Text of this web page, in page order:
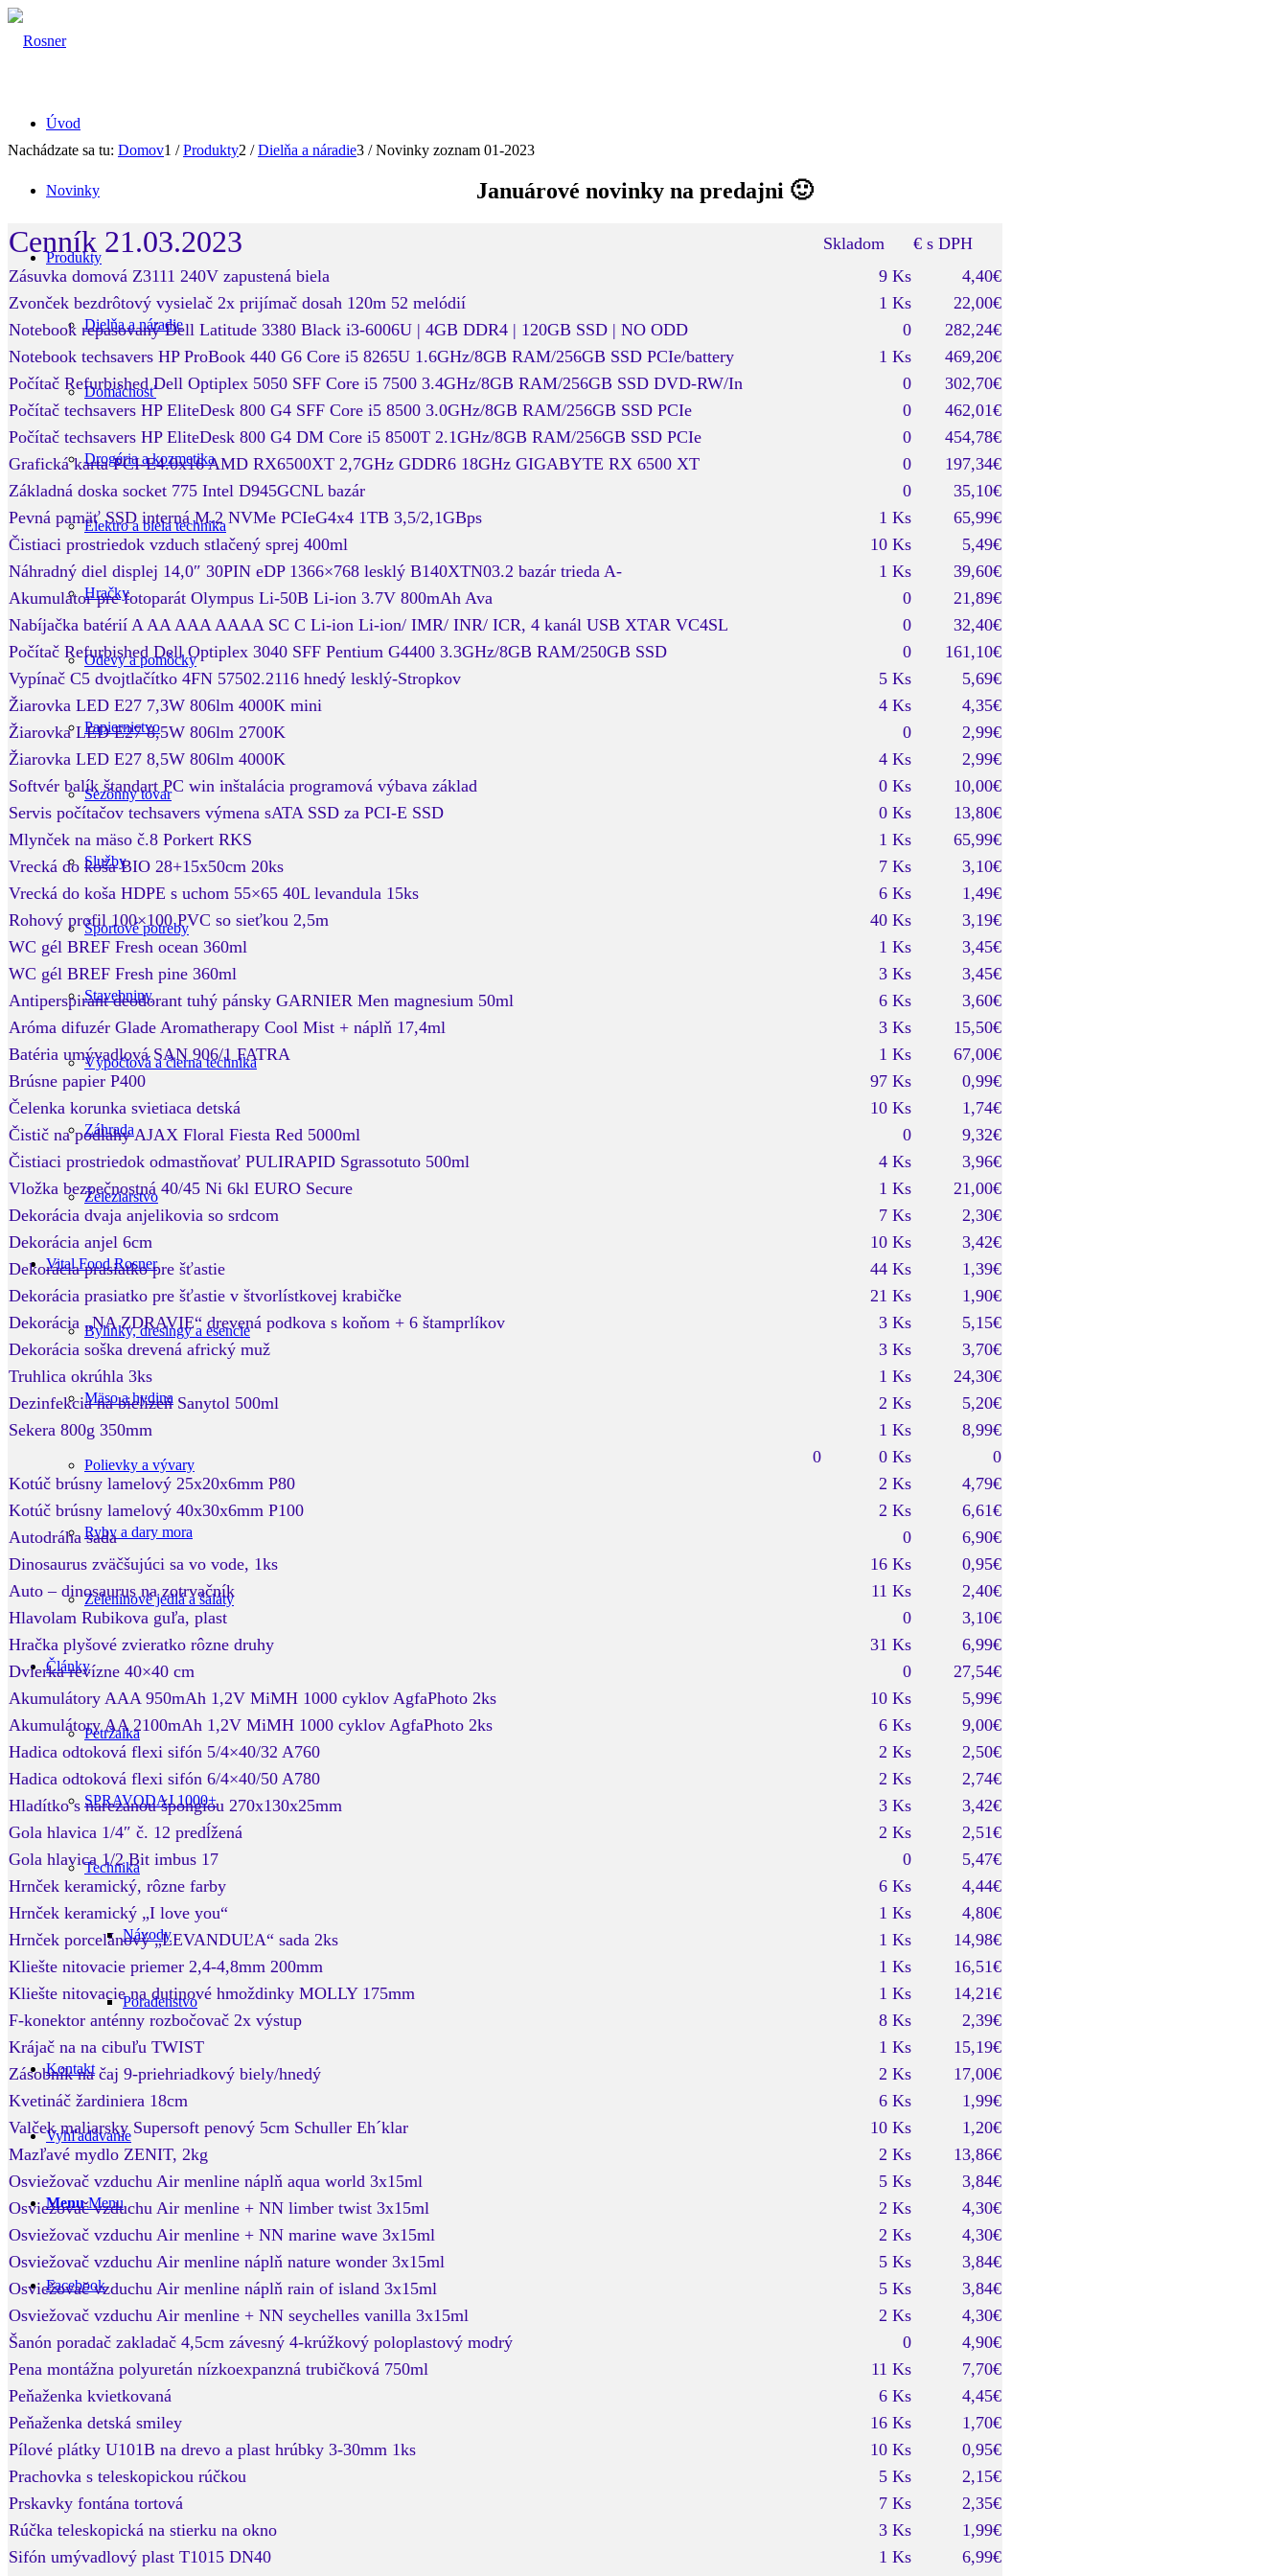
Úvod
Novinky
Produkty
Dielňa a náradie
Domácnosť
Drogéria a kozmetika
Elektro a biela technika
Hračky
Odevy a pomôcky
Papiernictvo
Sezónny tovar
Služby
Športové potreby
Stavebniny
Výpočtová a čierna technika
Záhrada
Železiarstvo
Vital Food Rosner
Bylinky, dresingy a esencie
Mäso a hydina
Polievky a vývary
Ryby a dary mora
Zeleninové jedlá a šaláty
Články
Petržalka
SPRAVODAJ 1000+
Technika
Návody
Poradenstvo
Kontakt
Vyhľadávanie
Menu Menu
Facebook
Nachádzate sa tu: Domov1 / Produkty2 / Dielňa a náradie3 / Novinky zoznam 01-2023
Januárové novinky na predajni 🙂
Cenník 21.03.2023 Skladom
€ s DPH
Zásuvka domová Z3111 240V zapustená biela
9 Ks
4,40€
Zvonček bezdrôtový vysielač 2x prijímač dosah 120m 52 melódií
1 Ks
22,00€
Notebook repasovaný Dell Latitude 3380 Black i3-6006U | 4GB DDR4 | 120GB SSD | NO ODD
0
282,24€
Notebook techsavers HP ProBook 440 G6 Core i5 8265U 1.6GHz/8GB RAM/256GB SSD PCIe/battery
1 Ks
469,20€
Počítač Refurbished Dell Optiplex 5050 SFF Core i5 7500 3.4GHz/8GB RAM/256GB SSD DVD-RW/In
0
302,70€
Počítač techsavers HP EliteDesk 800 G4 SFF Core i5 8500 3.0GHz/8GB RAM/256GB SSD PCIe
0
462,01€
Počítač techsavers HP EliteDesk 800 G4 DM Core i5 8500T 2.1GHz/8GB RAM/256GB SSD PCIe
0
454,78€
Grafická karta PCI-E4.0x16 AMD RX6500XT 2,7GHz GDDR6 18GHz GIGABYTE RX 6500 XT
0
197,34€
Základná doska socket 775 Intel D945GCNL bazár
0
35,10€
Pevná pamäť SSD interná M.2 NVMe PCIeG4x4 1TB 3,5/2,1GBps
1 Ks
65,99€
Čistiaci prostriedok vzduch stlačený sprej 400ml
10 Ks
5,49€
Náhradný diel displej 14,0″ 30PIN eDP 1366×768 lesklý B140XTN03.2 bazár trieda A-
1 Ks
39,60€
Akumulátor pre fotoparát Olympus Li-50B Li-ion 3.7V 800mAh Ava
0
21,89€
Nabíjačka batérií A AA AAA AAAA SC C Li-ion Li-ion/ IMR/ INR/ ICR, 4 kanál USB XTAR VC4SL
0
32,40€
Počítač Refurbished Dell Optiplex 3040 SFF Pentium G4400 3.3GHz/8GB RAM/250GB SSD
0
161,10€
Vypínač C5 dvojtlačítko 4FN 57502.2116 hnedý lesklý-Stropkov
5 Ks
5,69€
Žiarovka LED E27 7,3W 806lm 4000K mini
4 Ks
4,35€
Žiarovka LED E27 8,5W 806lm 2700K
0
2,99€
Žiarovka LED E27 8,5W 806lm 4000K
4 Ks
2,99€
Softvér balík štandart PC win inštalácia programová výbava základ
0 Ks
10,00€
Servis počítačov techsavers výmena sATA SSD za PCI-E SSD
0 Ks
13,80€
Mlynček na mäso č.8 Porkert RKS
1 Ks
65,99€
Vrecká do koša BIO 28+15x50cm 20ks
7 Ks
3,10€
Vrecká do koša HDPE s uchom 55×65 40L levandula 15ks
6 Ks
1,49€
Rohový profil 100×100 PVC so sieťkou 2,5m
40 Ks
3,19€
WC gél BREF Fresh ocean 360ml
1 Ks
3,45€
WC gél BREF Fresh pine 360ml
3 Ks
3,45€
Antiperspirant deodorant tuhý pánsky GARNIER Men magnesium 50ml
6 Ks
3,60€
Aróma difuzér Glade Aromatherapy Cool Mist + náplň 17,4ml
3 Ks
15,50€
Batéria umývadlová SAN 906/1 FATRA
1 Ks
67,00€
Brúsne papier P400
97 Ks
0,99€
Čelenka korunka svietiaca detská
10 Ks
1,74€
Čistič na podlahy AJAX Floral Fiesta Red 5000ml
0
9,32€
Čistiaci prostriedok odmastňovať PULIRAPID Sgrassotuto 500ml
4 Ks
3,96€
Vložka bezpečnostná 40/45 Ni 6kl EURO Secure
1 Ks
21,00€
Dekorácia dvaja anjelikovia so srdcom
7 Ks
2,30€
Dekorácia anjel 6cm
10 Ks
3,42€
Dekorácia prasiatko pre šťastie
44 Ks
1,39€
Dekorácia prasiatko pre šťastie v štvorlístkovej krabičke
21 Ks
1,90€
Dekorácia „NA ZDRAVIE“ drevená podkova s koňom + 6 štamprlíkov
3 Ks
5,15€
Dekorácia soška drevená africký muž
3 Ks
3,70€
Truhlica okrúhla 3ks
1 Ks
24,30€
Dezinfekcia na bielizeň Sanytol 500ml
2 Ks
5,20€
Sekera 800g 350mm
1 Ks
8,99€
0
0 Ks
0
Kotúč brúsny lamelový 25x20x6mm P80
2 Ks
4,79€
Kotúč brúsny lamelový 40x30x6mm P100
2 Ks
6,61€
Autodráha sada
0
6,90€
Dinosaurus zväčšujúci sa vo vode, 1ks
16 Ks
0,95€
Auto – dinosaurus na zotrvačník
11 Ks
2,40€
Hlavolam Rubikova guľa, plast
0
3,10€
Hračka plyšové zvieratko rôzne druhy
31 Ks
6,99€
Dvierka revízne 40×40 cm
0
27,54€
Akumulátory AAA 950mAh 1,2V MiMH 1000 cyklov AgfaPhoto 2ks
10 Ks
5,99€
Akumulátory AA 2100mAh 1,2V MiMH 1000 cyklov AgfaPhoto 2ks
6 Ks
9,00€
Hadica odtoková flexi sifón 5/4×40/32 A760
2 Ks
2,50€
Hadica odtoková flexi sifón 6/4×40/50 A780
2 Ks
2,74€
Hladítko s narezanou špongiou 270x130x25mm
3 Ks
3,42€
Gola hlavica 1/4″ č. 12 predĺžená
2 Ks
2,51€
Gola hlavica 1/2 Bit imbus 17
0
5,47€
Hrnček keramický, rôzne farby
6 Ks
4,44€
Hrnček keramický „I love you“
1 Ks
4,80€
Hrnček porcelánový „LEVANDUĽA“ sada 2ks
1 Ks
14,98€
Kliešte nitovacie priemer 2,4-4,8mm 200mm
1 Ks
16,51€
Kliešte nitovacie na dutinové hmoždinky MOLLY 175mm
1 Ks
14,21€
F-konektor anténny rozbočovač 2x výstup
8 Ks
2,39€
Krájač na na cibuľu TWIST
1 Ks
15,19€
Zásobník na čaj 9-priehriadkový biely/hnedý
2 Ks
17,00€
Kvetináč žardiniera 18cm
6 Ks
1,99€
Valček maliarsky Supersoft penový 5cm Schuller Eh´klar
10 Ks
1,20€
Mazľavé mydlo ZENIT, 2kg
2 Ks
13,86€
Osviežovač vzduchu Air menline náplň aqua world 3x15ml
5 Ks
3,84€
Osviežovač vzduchu Air menline + NN limber twist 3x15ml
2 Ks
4,30€
Osviežovač vzduchu Air menline + NN marine wave 3x15ml
2 Ks
4,30€
Osviežovač vzduchu Air menline náplň nature wonder 3x15ml
5 Ks
3,84€
Osviežovač vzduchu Air menline náplň rain of island 3x15ml
5 Ks
3,84€
Osviežovač vzduchu Air menline + NN seychelles vanilla 3x15ml
2 Ks
4,30€
Šanón poradač zakladač 4,5cm závesný 4-krúžkový poloplastový modrý
0
4,90€
Pena montážna polyuretán nízkoexpanzná trubičková 750ml
11 Ks
7,70€
Peňaženka kvietkovaná
6 Ks
4,45€
Peňaženka detská smiley
16 Ks
1,70€
Pílové plátky U101B na drevo a plast hrúbky 3-30mm 1ks
10 Ks
0,95€
Prachovka s teleskopickou rúčkou
5 Ks
2,15€
Prskavky fontána tortová
7 Ks
2,35€
Rúčka teleskopická na stierku na okno
3 Ks
1,99€
Sifón umývadlový plast T1015 DN40
1 Ks
6,99€